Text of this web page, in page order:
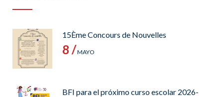
15Ème Concours de Nouvelles
8 /MAYO
BFI para el próximo curso escolar 2026-